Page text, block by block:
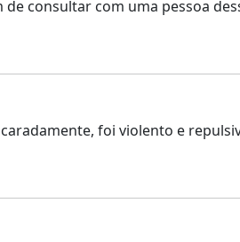
consultar com uma pessoa
foi violento e